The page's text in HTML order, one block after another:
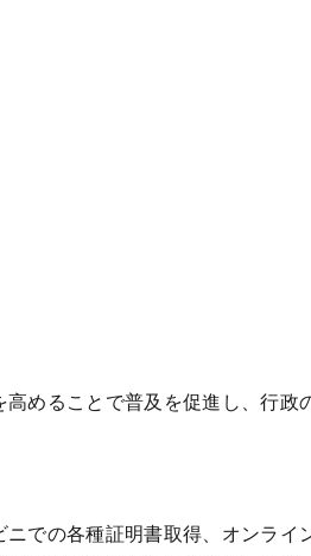
めることで普及を促進し、行政
での各種証明書取得、オンラ